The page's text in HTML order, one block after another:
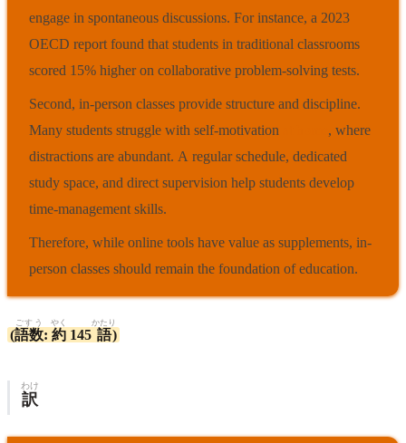
engage in spontaneous discussions. For instance, a 2023
OECD report found that students in traditional classrooms
scored 15% higher on collaborative problem-solving tests.
Second, in-person classes provide structure and discipline.
Many students struggle with self-motivation
, where
distractions are abundant. A regular schedule, dedicated
study space, and direct supervision help students develop
time-management skills.
Therefore, while online tools have value as supplements, in-
person classes should remain the foundation of education.
(語数
ごすう
: 約
やく
145 語
かたり
)
訳
わけ